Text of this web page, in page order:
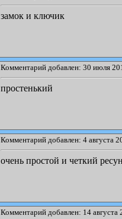
замок и ключик
Комментарий добавлен: 30 июля
простенький
Комментарий добавлен: 4 августа
очень простой и четкий
Комментарий добавлен: 14 августа